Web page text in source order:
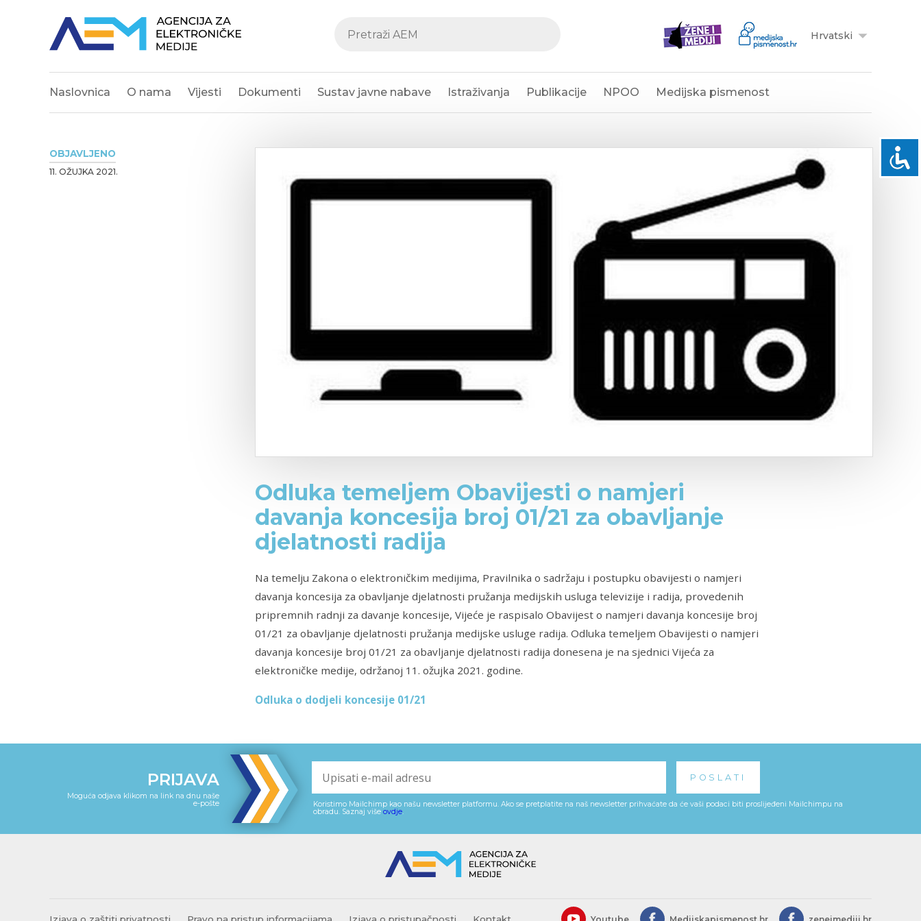
Hrvatski
Naslovnica O nama Vijesti Dokumenti Sustav javne nabave Istraživanja Publikacije NPOO Medijska pismenost
OBJAVLJENO
11. OŽUJKA 2021.
Odluka temeljem Obavijesti o namjeri
davanja koncesija broj 01/21 za obavljanje
djelatnosti radija
Na temelju Zakona o elektroničkim medijima, Pravilnika o sadržaju i postupku obavijesti o namjeri
davanja koncesija za obavljanje djelatnosti pružanja medijskih usluga televizije i radija, provedenih
pripremnih radnji za davanje koncesije, Vijeće je raspisalo Obavijest o namjeri davanja koncesije broj
01/21 za obavljanje djelatnosti pružanja medijske usluge radija. Odluka temeljem Obavijesti o namjeri
davanja koncesije broj 01/21 za obavljanje djelatnosti radija donesena je na sjednici Vijeća za
elektroničke medije, održanoj 11. ožujka 2021. godine.
Odluka o dodjeli koncesije 01/21
PRIJAVA
Moguća odjava klikom na link na dnu naše
e-pošte
Koristimo Mailchimp kao našu newsletter platformu. Ako se pretplatite na naš newsletter prihvaćate da će vaši podaci biti proslijeđeni Mailchimpu na
obradu. Saznaj više ovdje.